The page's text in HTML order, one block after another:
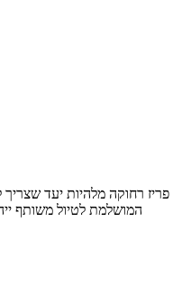
פריז רחוקה מלהיות יעד
המושלמת לטיול משותף